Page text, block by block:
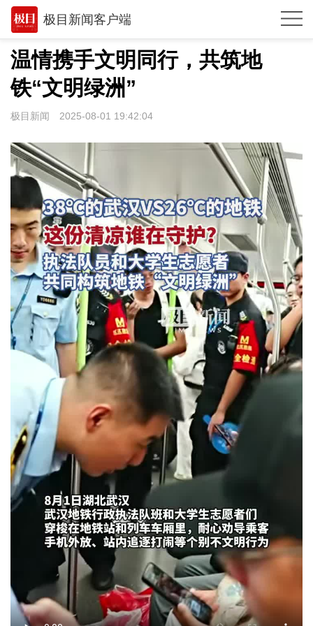
极目新闻客户端
推荐
观点
时政
武汉
世相
环球
专题
极客圈
经济
城建
科教
健康
悠游
相亲
汽车
房产
消费
文化
温情携手文明同行，共筑地
铁“文明绿洲”
极目新闻 2025-08-01 19:42:04